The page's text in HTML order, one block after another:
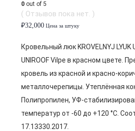
0 out of 5
( Отзывов пока нет. )
₽32,000 Цена за штуку
Кровельный люк KROVELNYJ LYUK
UNIROOF Vilpe в красном цвете.
кровель из красной и красно-
металлочерепицы. Утеплённая
Полипропилен, УФ-
температур от -60 до +120 °C.
17.13330.2017.